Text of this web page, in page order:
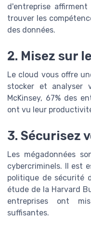
d'entreprise
trouver les
des données.
2. Misez sur
Le cloud vous offre
stocker et analyser
McKinsey, 67% des
ont vu leur
3. Sécurisez
Les mégadonnées
cybercriminels. Il est
politique de sécurité
étude de la Harvard
entreprises ont
suffisantes.